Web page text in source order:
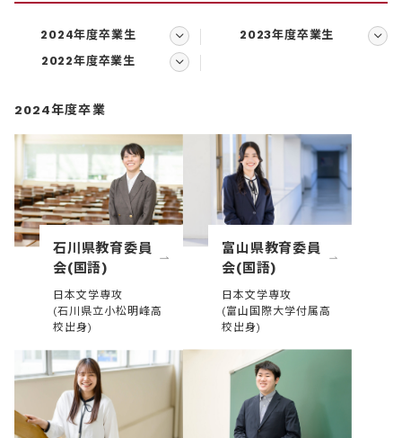
2024年度卒業生
2023年度卒業生
2022年度卒業生
2024年度卒業
石川県教育委員
会(国語)
日本文学専攻
(石川県立小松明峰高
校出身)
富山県教育委員
会(国語)
日本文学専攻
(富山国際大学付属高
校出身)